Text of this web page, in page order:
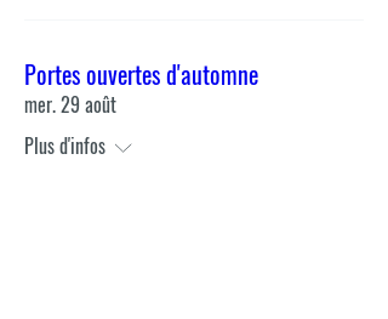
Portes ouvertes d'automne
mer. 29 août
Plus d'infos